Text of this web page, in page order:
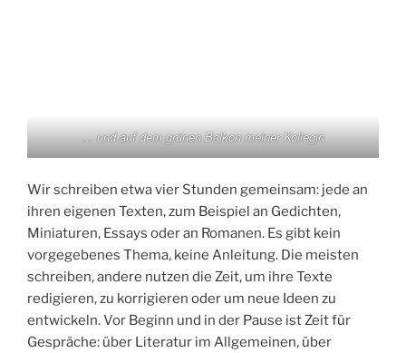
… und auf dem grünen Balkon meiner Kollegin
Wir schreiben etwa vier Stunden gemeinsam: jede an
ihren eigenen Texten, zum Beispiel an Gedichten,
Miniaturen, Essays oder an Romanen. Es gibt kein
vorgegebenes Thema, keine Anleitung. Die meisten
schreiben, andere nutzen die Zeit, um ihre Texte
redigieren, zu korrigieren oder um neue Ideen zu
entwickeln. Vor Beginn und in der Pause ist Zeit für
Gespräche: über Literatur im Allgemeinen, über